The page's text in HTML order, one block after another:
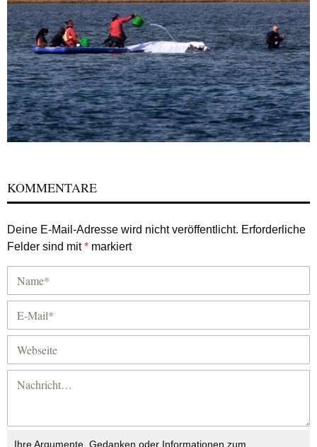
KOMMENTARE
Deine E-Mail-Adresse wird nicht veröffentlicht. Erforderliche
Felder sind mit* markiert
Ihre Argumente, Gedanken oder Informationen zum